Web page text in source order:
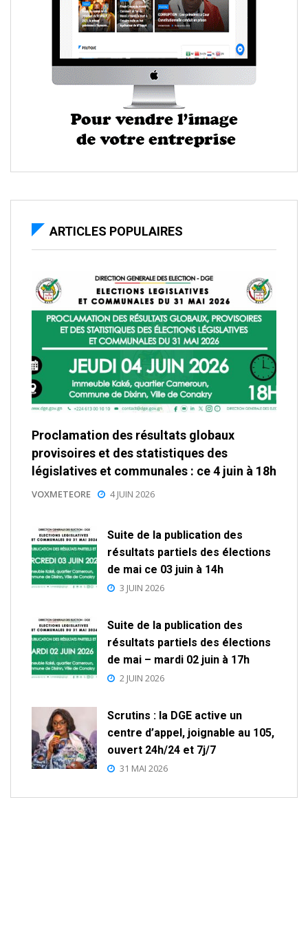
ARTICLES POPULAIRES
Proclamation des résultats globaux
provisoires et des statistiques des
législatives et communales : ce 4 juin à 18h
VOXMETEORE 4 JUIN 2026
Suite de la publication des
résultats partiels des élections
de mai ce 03 juin à 14h
3 JUIN 2026
Suite de la publication des
résultats partiels des élections
de mai – mardi 02 juin à 17h
2 JUIN 2026
Scrutins : la DGE active un
centre d’appel, joignable au 105,
ouvert 24h/24 et 7j/7
31 MAI 2026